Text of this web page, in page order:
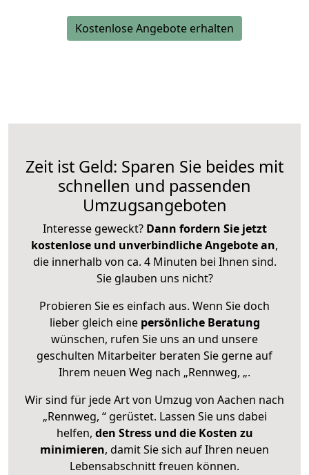
Kostenlose Angebote erhalten
Zeit ist Geld: Sparen Sie beides mit
schnellen und passenden
Umzugsangeboten
Interesse geweckt? Dann fordern Sie jetzt
kostenlose und unverbindliche Angebote an,
die innerhalb von ca. 4 Minuten bei Ihnen sind.
Sie glauben uns nicht?
Probieren Sie es einfach aus. Wenn Sie doch
lieber gleich eine persönliche Beratung
wünschen, rufen Sie uns an und unsere
geschulten Mitarbeiter beraten Sie gerne auf
Ihrem neuen Weg nach „Rennweg, „.
Wir sind für jede Art von Umzug von Aachen nach
„Rennweg, “ gerüstet. Lassen Sie uns dabei
helfen, den Stress und die Kosten zu
minimieren, damit Sie sich auf Ihren neuen
Lebensabschnitt freuen können.